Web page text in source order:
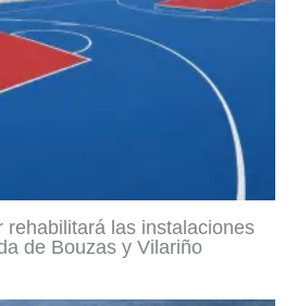
rehabilitará las instalaciones
de Bouzas y Vilariño